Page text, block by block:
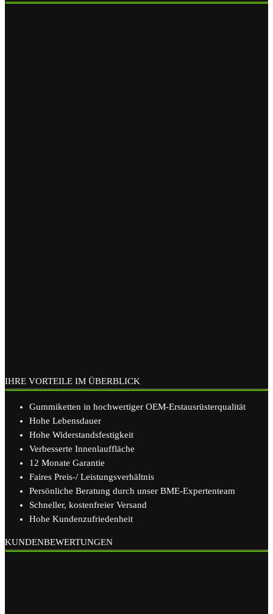
IHRE VORTEILE IM ÜBERBLICK
Gummiketten in hochwertiger OEM-Erstausrüsterqualität
Hohe Lebensdauer
Hohe Widerstandsfestigkeit
Verbesserte Innenlauffläche
12 Monate Garantie
Faires Preis-/ Leistungsverhältnis
Persönliche Beratung durch unser BME-Expertenteam
Schneller, kostenfreier Versand
Hohe Kundenzufriedenheit
KUNDENBEWERTUNGEN